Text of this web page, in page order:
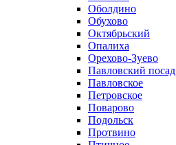
Оболдино
Обухово
Октябрьский
Опалиха
Орехово-Зуево
Павловский посад
Павловское
Петровское
Поварово
Подольск
Протвино